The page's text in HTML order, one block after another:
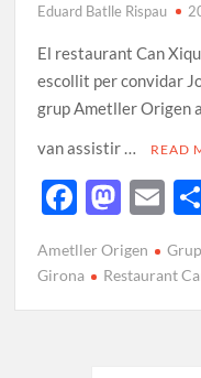
Eduard Batlle Rispau
El restaurant Can
escollit per convidar
grup Ametller Origen
van assistir …
READ
F
e
b
M
to
d
E
ail
Ametller Origen
Girona
Restaurant